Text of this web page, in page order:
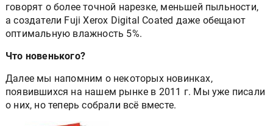
говорят о более точной нарезке, меньшей пыльности,
а создатели Fuji Xerox Digital Coated даже обещают
оптимальную влажность 5%.
Что новенького?
Далее мы напомним о некоторых новинках,
появившихся на нашем рынке в 2011 г. Мы уже писали
о них, но теперь собрали всё вместе.